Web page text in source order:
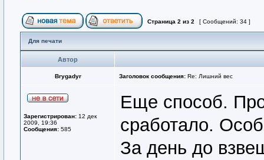
Страница 2 из 2 [ Сообщений: 34 ]
Для печати
Автор
Brygadyr Заголовок сообщения: Re: Лишний вес
Зарегистрирован: 12 дек
2009, 19:36
Сообщения: 585
Еще способ.
сработало.
За день до